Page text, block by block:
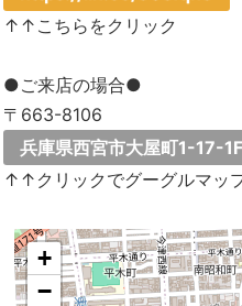
↑↑こちらをクリック
●ご来店の場合●
〒663-8106
兵庫県西宮市大屋町1-17-1F
↑↑クリックでグーグルマッ
+
−